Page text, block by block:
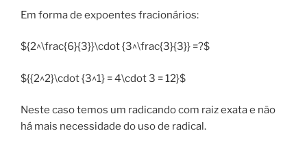
Em forma de expoentes fracionários:
${2^\frac{6}{3}}\cdot {3^\frac{3}{3}} =?$
${{2^2}\cdot {3^1} = 4\cdot 3 = 12}$
Neste caso temos um radicando com raiz exata e não
há mais necessidade do uso de radical.